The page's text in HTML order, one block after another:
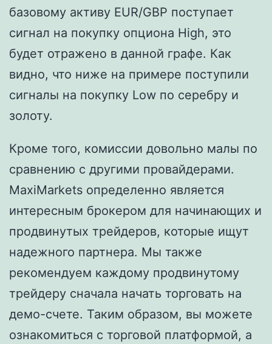
базовому активу EUR/GBP поступает
сигнал на покупку опциона High, это
будет отражено в данной графе. Как
видно, что ниже на примере поступили
сигналы на покупку Low по серебру и
золоту.
Кроме того, комиссии довольно малы по
сравнению с другими провайдерами.
MaxiMarkets определенно является
интересным брокером для начинающих и
продвинутых трейдеров, которые ищут
надежного партнера. Мы также
рекомендуем каждому продвинутому
трейдеру сначала начать торговать на
демо-счете. Таким образом, вы можете
ознакомиться с торговой платформой, а